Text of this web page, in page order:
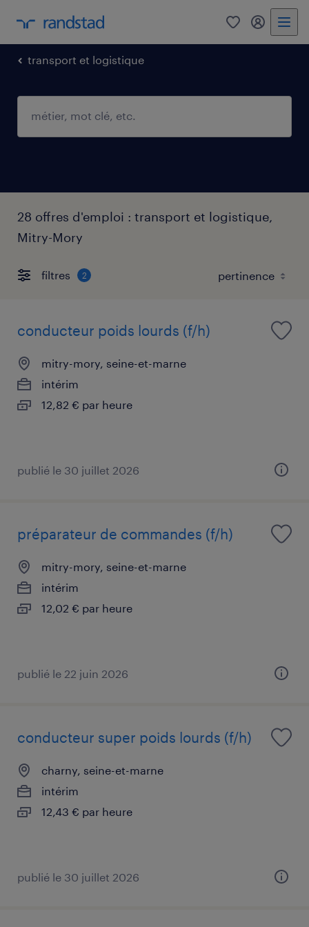
0 mon
transport et logistique
28 offres d'emploi : transport et logistique,
Mitry-Mory
filtres 2
conducteur poids lourds (f/h)
mitry-mory, seine-et-marne
intérim
12,82 € par heure
publié le 30 juillet 2026
préparateur de commandes (f/h)
mitry-mory, seine-et-marne
intérim
12,02 € par heure
publié le 22 juin 2026
conducteur super poids lourds (f/h)
charny, seine-et-marne
intérim
12,43 € par heure
publié le 30 juillet 2026